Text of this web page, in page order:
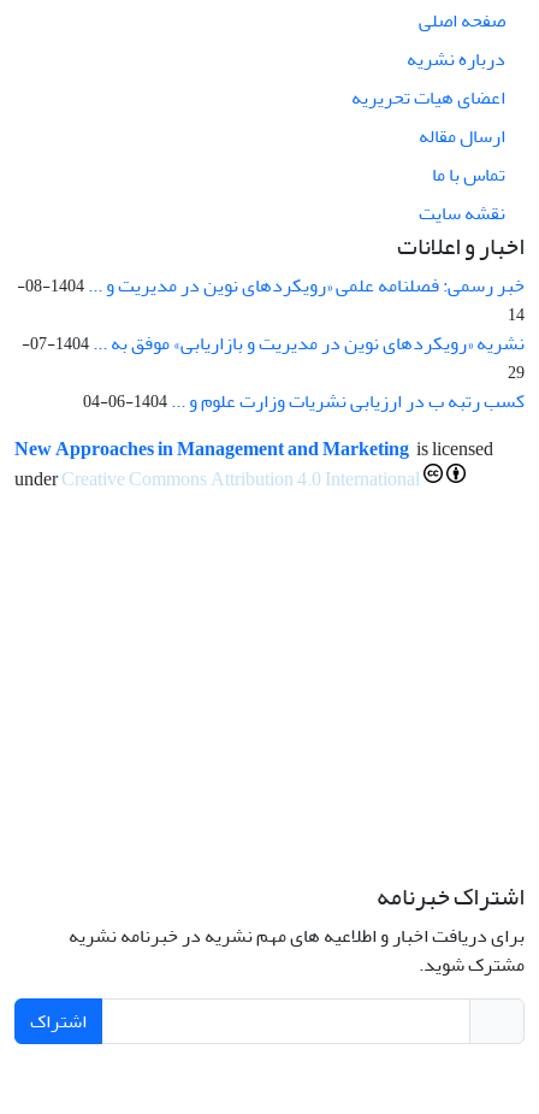
صفحه اصلی
درباره نشریه
اعضای هیات تحریریه
ارسال مقاله
تماس با ما
نقشه سایت
اخبار و اعلانات
خبر رسمی: فصلنامه علمی «رویکردهای نوین در مدیریت و ...
1404-08-
14
نشریه «رویکردهای نوین در مدیریت و بازاریابی» موفق به ...
1404-07-
29
کسب رتبه ب در ارزیابی نشریات وزارت علوم و ...1404-06-04
New Approaches in Management and Marketing is licensed
underCreative Commons Attribution 4.0 International
اشتراک خبرنامه
برای دریافت اخبار و اطلاعیه های مهم نشریه در خبرنامه نشریه
مشترک شوید.
اشتراک